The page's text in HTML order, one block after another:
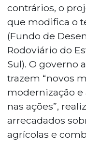
contrários, o
que modifica o
(Fundo de
Rodoviário do
Sul). O governo
trazem “novos
modernização
nas ações”,
arrecadados
agrícolas e